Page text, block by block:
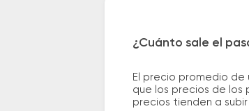
¿Cuánto sale el
El precio promedio de
que los precios de los
precios tienden a